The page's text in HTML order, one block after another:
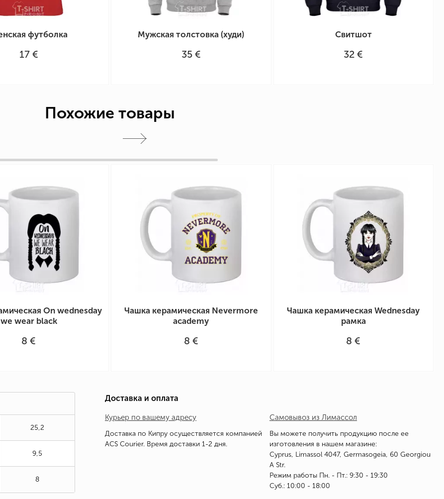
футболка
17 €
Мужская толстовка (худи)
35 €
Свитшот
32 €
Похожие товары
On wednesday
we wear black
8 €
Чашка керамическая Nevermore
academy
8 €
Чашка керамическая Wednesday
рамка
8 €
25,2
9,5
8
Доставка и оплата
Курьер по вашему адресу
Доставка по Кипру осуществляется компанией
ACS Courier. Время доставки 1-2 дня.
Самовывоз из Лимассол
Вы можете получить продукцию после ее
изготовления в нашем магазине:
Cyprus, Limassol 4047, Germasogeia, 60 Georgiou
A Str.
Режим работы Пн. - Пт.: 9:30 - 19:30
Суб.: 10:00 - 18:00